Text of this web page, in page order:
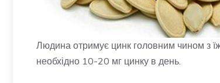
Людина отримує цинк головним чином з
необхідно 10-20 мг цинку в день.